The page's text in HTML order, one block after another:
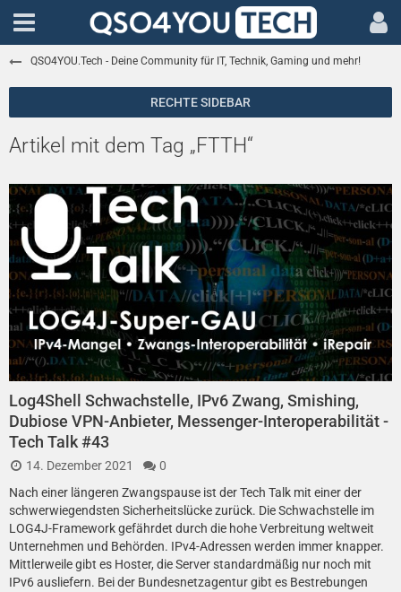
QSO4YOU.Tech - Deine Community für IT, Technik, Gaming und mehr!
Artikel mit dem Tag „FTTH“
Log4Shell Schwachstelle, IPv6 Zwang, Smishing,
Dubiose VPN-Anbieter, Messenger-Interoperabilität -
Tech Talk #43
14. Dezember 2021
0
Nach einer längeren Zwangspause ist der Tech Talk mit einer der
schwerwiegendsten Sicherheitslücke zurück. Die Schwachstelle im
LOG4J-Framework gefährdet durch die hohe Verbreitung weltweit
Unternehmen und Behörden. IPv4-Adressen werden immer knapper.
Mittlerweile gibt es Hoster, die Server standardmäßig nur noch mit
IPv6 ausliefern. Bei der Bundesnetzagentur gibt es Bestrebungen